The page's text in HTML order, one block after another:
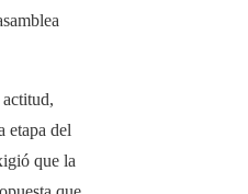
etapa del
que la